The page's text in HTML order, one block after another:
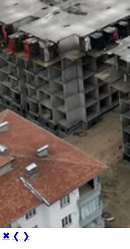
✖ ❮ ❯